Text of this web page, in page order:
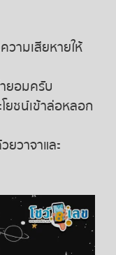
วามเสียหายให้
ยอมครับ
ยชน์เข้าล่อหลอก
วาจาและ